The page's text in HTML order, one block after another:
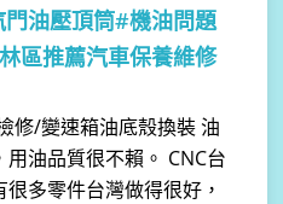
油壓頂筒#機油問題
區推薦汽車保養維修
修/變速箱油底殼換裝 油
油品質很不賴。 CNC台
多零件台灣做得很好，